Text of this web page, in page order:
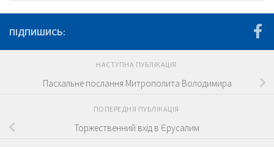
ПІДПИШИСЬ:
НАСТУПНА ПУБЛІКАЦІЯ
Пасхальне послання Митрополита Володимира
ПОПЕРЕДНЯ ПУБЛІКАЦІЯ
Торжественний вхід в Єрусалим